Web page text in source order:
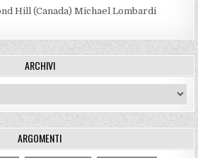
Hill (Canada) Michael Lombardi
ARCHIVI
ARGOMENTI